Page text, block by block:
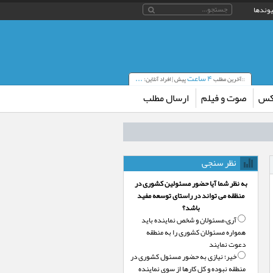
::آخرین مطلب۴ ساعت پیش | افراد آنلاین:...
صوت و فیلم ارسال مطلب
نظر سنجی
به نظر شما آیا حضور مسئولین کشوری در
منظقه می تواند در راستای توسعه مفید
باشد؟
آری،‌مسئولان و شخص نماینده باید
همواره مسئولان کشوری را به منطقه
دعوت نمایند
خیر؛‌ نیازی به حضور مسئول کشوری در
منطقه نبوده و کل کارها از سوی نماینده